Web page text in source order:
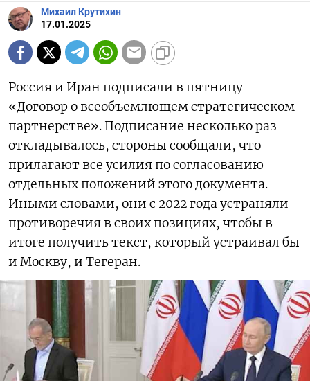
Михаил Крутихин
17.01.2025
Россия и Иран подпиcали в пятницу
«Договор о всеобъемлющем стратегическом
партнерстве». Подписание несколько раз
откладывалось, стороны сообщали, что
прилагают все усилия по согласованию
отдельных положений этого документа.
Иными словами, они с 2022 года устраняли
противоречия в своих позициях, чтобы в
итоге получить текст, который устраивал бы
и Москву, и Тегеран.